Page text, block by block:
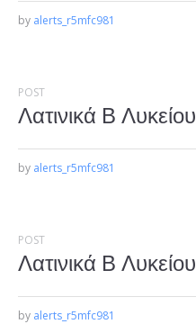
by alerts_r5mfc981
POST
Λατινικά Β Λυκείου
by alerts_r5mfc981
POST
Λατινικά Β Λυκείου
by alerts_r5mfc981